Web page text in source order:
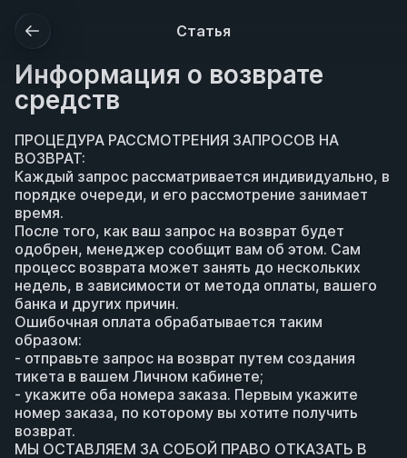
Статья
Информация о возврате
средств
ПРОЦЕДУРА РАССМОТРЕНИЯ ЗАПРОСОВ НА
ВОЗВРАТ:
Каждый запрос рассматривается индивидуально, в
порядке очереди, и его рассмотрение занимает
время.
После того, как ваш запрос на возврат будет
одобрен, менеджер сообщит вам об этом. Сам
процесс возврата может занять до нескольких
недель, в зависимости от метода оплаты, вашего
банка и других причин.
Ошибочная оплата обрабатывается таким
образом:
- отправьте запрос на возврат путем создания
тикета в вашем Личном кабинете;
- укажите оба номера заказа. Первым укажите
номер заказа, по которому вы хотите получить
возврат.
МЫ ОСТАВЛЯЕМ ЗА СОБОЙ ПРАВО ОТКАЗАТЬ В